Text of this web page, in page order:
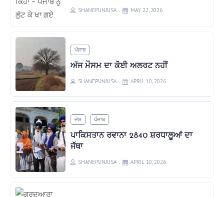
SHANEPUNJUSA MAY 22, 2026
ਪੰਜਾਬ
ਅੱਜ ਮੌਸਮ ਦਾ ਕੋਈ ਅਲਰਟ ਨਹੀਂ
SHANEPUNJUSA APRIL 10, 2026
ਦੇਸ਼ ਪੰਜਾਬ
ਪਾਕਿਸਤਾਨ ਰਵਾਨਾ 2840 ਸ਼ਰਧਾਲੂਆਂ ਦਾ
ਜੱਥਾ
SHANEPUNJUSA APRIL 10, 2026